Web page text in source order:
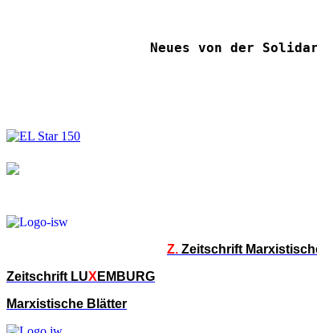
Neues von der
Z. Zeitschrift
Zeitschrift LUX EMBURG
Marxistische Blätter